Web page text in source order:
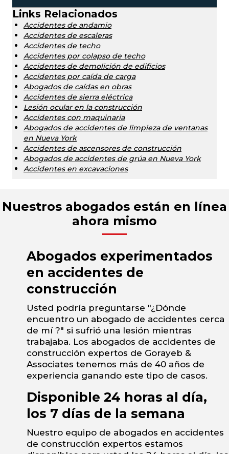
Links Relacionados
Accidentes de andamio
Accidentes de escaleras
Accidentes de techo
Accidentes por colapso de techo
Accidentes de demolición de edificios
Accidentes por caída de carga
Abogados de caídas en obras
Accidentes de sierra eléctrica
Lesión ocular en la construcción
Accidentes con maquinaria
Abogados de accidentes de limpieza de ventanas
en Nueva York
Accidentes de ascensores de construcción
Abogados de accidentes de grúa en Nueva York
Accidentes en excavaciones
Nuestros abogados están en línea
ahora mismo
Abogados experimentados
en accidentes de
construcción
Usted podría preguntarse "¿Dónde
encuentro un abogado de accidentes cerca
de mí ?" si sufrió una lesión mientras
trabajaba. Los abogados de accidentes de
construcción expertos de Gorayeb &
Associates tenemos más de 40 años de
experiencia ganando este tipo de casos.
Disponible 24 horas al día,
los 7 días de la semana
Nuestro equipo de abogados en accidentes
de construcción expertos estamos